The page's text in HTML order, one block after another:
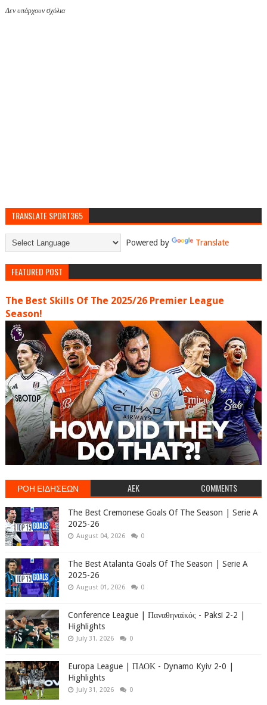
Δεν υπάρχουν σχόλια
TRANSLATE SPORT365
Powered by Translate
FEATURED POST
The Best Skills Of The 2025/26 Premier League
Season!
ΡΟΗ ΕΙΔΗΣΕΩΝ AEK COMMENTS
The Best Cremonese Goals Of The Season | Serie A
2025-26
August 04, 2026 0
The Best Atalanta Goals Of The Season | Serie A
2025-26
August 01, 2026 0
Conference League | Παναθηναϊκός - Paksi 2-2 |
Highlights
July 31, 2026 0
Europa League | ΠΑΟΚ - Dynamo Kyiv 2-0 |
Highlights
July 31, 2026 0